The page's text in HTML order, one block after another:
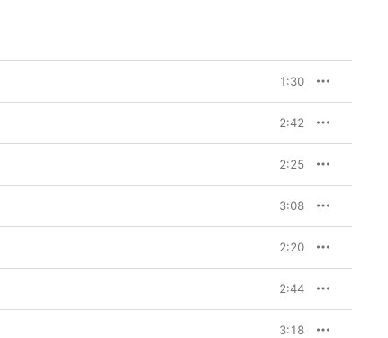
1:30
2:42
2:25
3:08
2:20
2:44
3:18